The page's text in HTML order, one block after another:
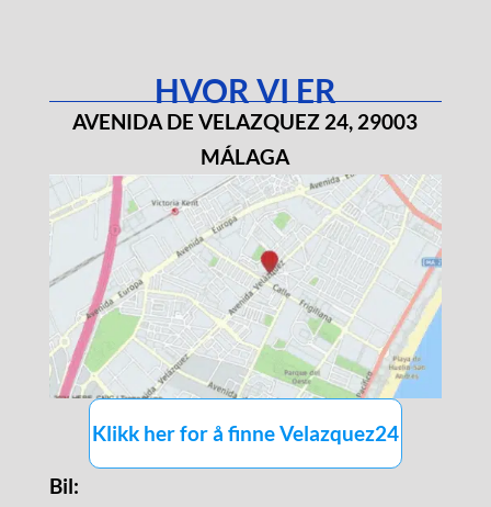
HVOR VI ER
AVENIDA DE VELAZQUEZ 24, 29003
MÁLAGA
Klikk her for å finne Velazquez24
Bil: